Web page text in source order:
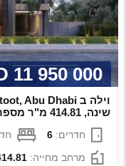
11 950 000 AED
שינה, 414.81 מ"ר מספר 739507
חדרים:6
מרחב מחייה:m²